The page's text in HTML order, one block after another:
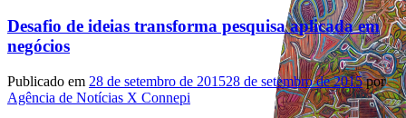
Desafio de ideias transforma pesquisa aplicada em
negócios
Publicado em 28 de setembro de 201528 de setembro de 2015por
Agência de Notícias X Connepi